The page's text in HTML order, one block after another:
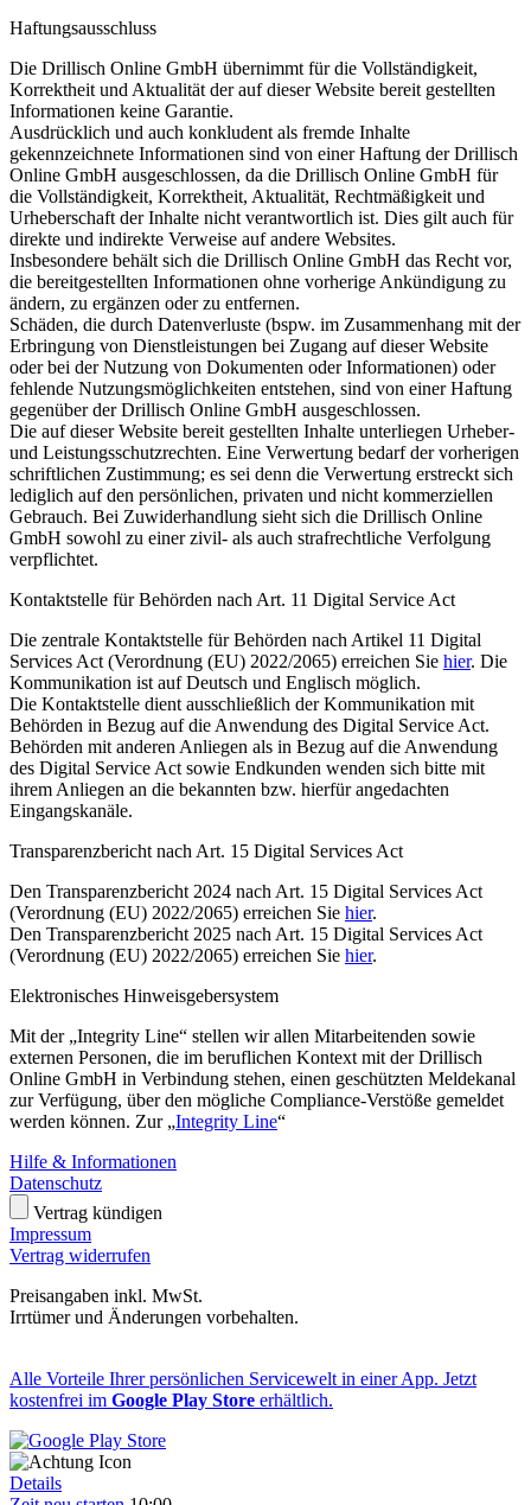
Haftungsausschluss
Die Drillisch Online GmbH übernimmt für die Vollständigkeit,
Korrektheit und Aktualität der auf dieser Website bereit gestellten
Informationen keine Garantie.
Ausdrücklich und auch konkludent als fremde Inhalte
gekennzeichnete Informationen sind von einer Haftung der Drillisch
Online GmbH ausgeschlossen, da die Drillisch Online GmbH für
die Vollständigkeit, Korrektheit, Aktualität, Rechtmäßigkeit und
Urheberschaft der Inhalte nicht verantwortlich ist. Dies gilt auch für
direkte und indirekte Verweise auf andere Websites.
Insbesondere behält sich die Drillisch Online GmbH das Recht vor,
die bereitgestellten Informationen ohne vorherige Ankündigung zu
ändern, zu ergänzen oder zu entfernen.
Schäden, die durch Datenverluste (bspw. im Zusammenhang mit der
Erbringung von Dienstleistungen bei Zugang auf dieser Website
oder bei der Nutzung von Dokumenten oder Informationen) oder
fehlende Nutzungsmöglichkeiten entstehen, sind von einer Haftung
gegenüber der Drillisch Online GmbH ausgeschlossen.
Die auf dieser Website bereit gestellten Inhalte unterliegen Urheber-
und Leistungsschutzrechten. Eine Verwertung bedarf der vorherigen
schriftlichen Zustimmung; es sei denn die Verwertung erstreckt sich
lediglich auf den persönlichen, privaten und nicht kommerziellen
Gebrauch. Bei Zuwiderhandlung sieht sich die Drillisch Online
GmbH sowohl zu einer zivil- als auch strafrechtliche Verfolgung
verpflichtet.
Kontaktstelle für Behörden nach Art. 11 Digital Service Act
Die zentrale Kontaktstelle für Behörden nach Artikel 11 Digital
Services Act (Verordnung (EU) 2022/2065) erreichen Sie hier. Die
Kommunikation ist auf Deutsch und Englisch möglich.
Die Kontaktstelle dient ausschließlich der Kommunikation mit
Behörden in Bezug auf die Anwendung des Digital Service Act.
Behörden mit anderen Anliegen als in Bezug auf die Anwendung
des Digital Service Act sowie Endkunden wenden sich bitte mit
ihrem Anliegen an die bekannten bzw. hierfür angedachten
Eingangskanäle.
Transparenzbericht nach Art. 15 Digital Services Act
Den Transparenzbericht 2024 nach Art. 15 Digital Services Act
(Verordnung (EU) 2022/2065) erreichen Sie hier.
Den Transparenzbericht 2025 nach Art. 15 Digital Services Act
(Verordnung (EU) 2022/2065) erreichen Sie hier.
Elektronisches Hinweisgebersystem
Mit der „Integrity Line“ stellen wir allen Mitarbeitenden sowie
externen Personen, die im beruflichen Kontext mit der Drillisch
Online GmbH in Verbindung stehen, einen geschützten Meldekanal
zur Verfügung, über den mögliche Compliance-Verstöße gemeldet
werden können. Zur „Integrity Line“
Hilfe & Informationen
Datenschutz
Vertrag kündigen
Impressum
Vertrag widerrufen
Preisangaben inkl. MwSt.
Irrtümer und Änderungen vorbehalten.
Alle Vorteile Ihrer persönlichen Servicewelt in einer App. Jetzt
kostenfrei im Google Play Store erhältlich.
Details